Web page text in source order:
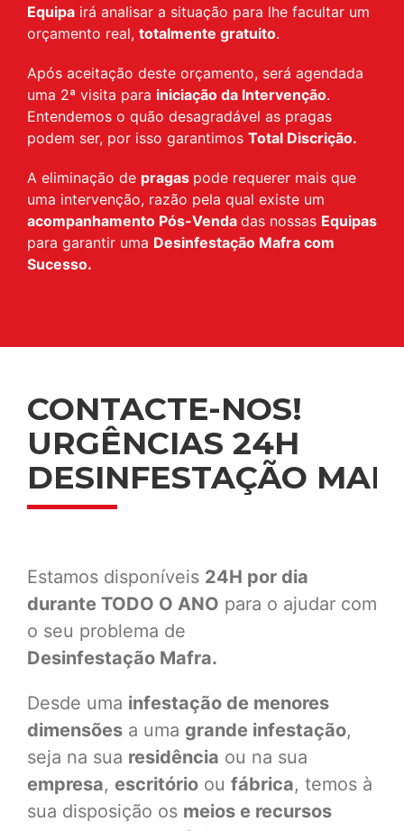
Equipa irá analisar a situação para lhe facultar um
orçamento real, totalmente gratuito.
Após aceitação deste orçamento, será agendada
uma 2ª visita para iniciação da Intervenção.
Entendemos o quão desagradável as pragas
podem ser, por isso garantimos Total Discrição.
A eliminação de pragas pode requerer mais que
uma intervenção, razão pela qual existe um
acompanhamento Pós-Venda das nossas Equipas
para garantir uma Desinfestação Mafra com
Sucesso.
CONTACTE-NOS!
URGÊNCIAS 24H
DESINFESTAÇÃO
Estamos disponíveis 24H por dia
durante TODO O ANO para o ajudar com
o seu problema de
Desinfestação Mafra.
Desde uma infestação de menores
dimensões a uma grande infestação,
seja na sua residência ou na sua
empresa, escritório ou fábrica, temos à
sua disposição os meios e recursos